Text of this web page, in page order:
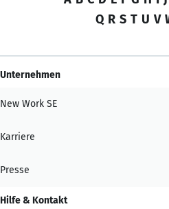
Q R S T U V
Unternehmen
New Work SE
Karriere
Presse
Hilfe & Kontakt